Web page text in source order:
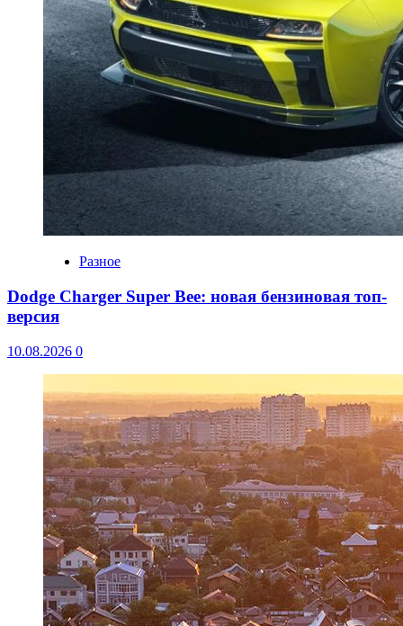
Разное
Dodge Charger Super Bee: новая бензиновая топ-
версия
10.08.2026 0